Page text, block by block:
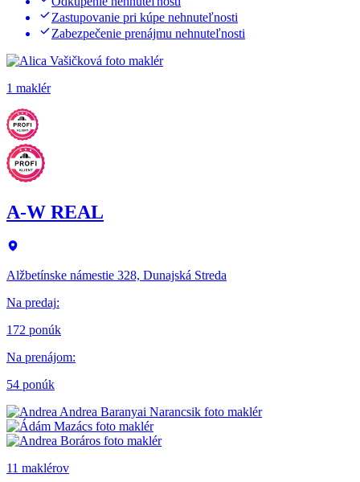
Zastupovanie pri kúpe nehnuteľnosti
Zabezpečenie prenájmu nehnuteľnosti
1 maklér
A-W REAL
Alžbetínske námestie 328, Dunajská Streda
Na predaj:
172 ponúk
Na prenájom:
54 ponúk
11 maklérov